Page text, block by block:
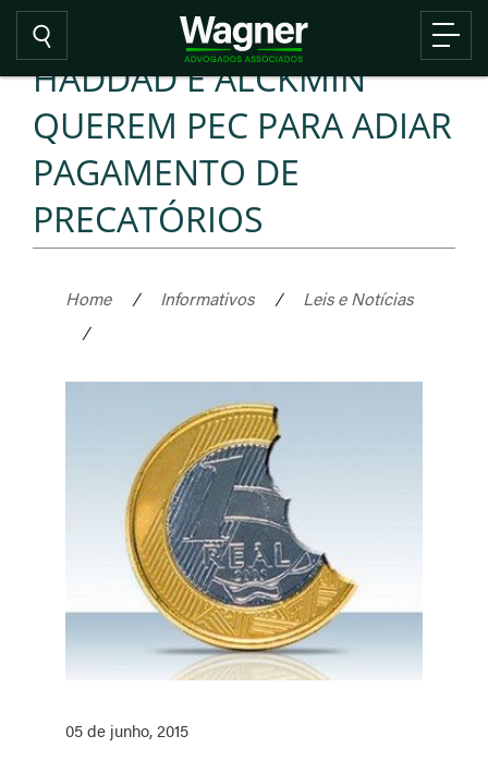
HADDAD E ALCKMIN
QUEREM PEC PARA ADIAR
PAGAMENTO DE
PRECATÓRIOS
Home / Informativos /
Leis e Notícias
/
05 de junho, 2015